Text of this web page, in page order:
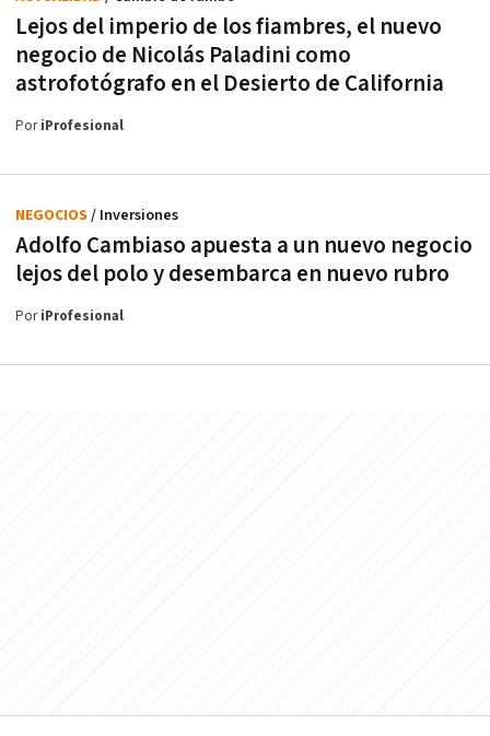
Lejos del imperio de los fiambres, el nuevo
negocio de Nicolás Paladini como
astrofotógrafo en el Desierto de California
PoriProfesional
Adolfo Cambiaso apuesta a un nuevo negocio
lejos del polo y desembarca en nuevo rubro
NEGOCIOS / Inversiones
PoriProfesional